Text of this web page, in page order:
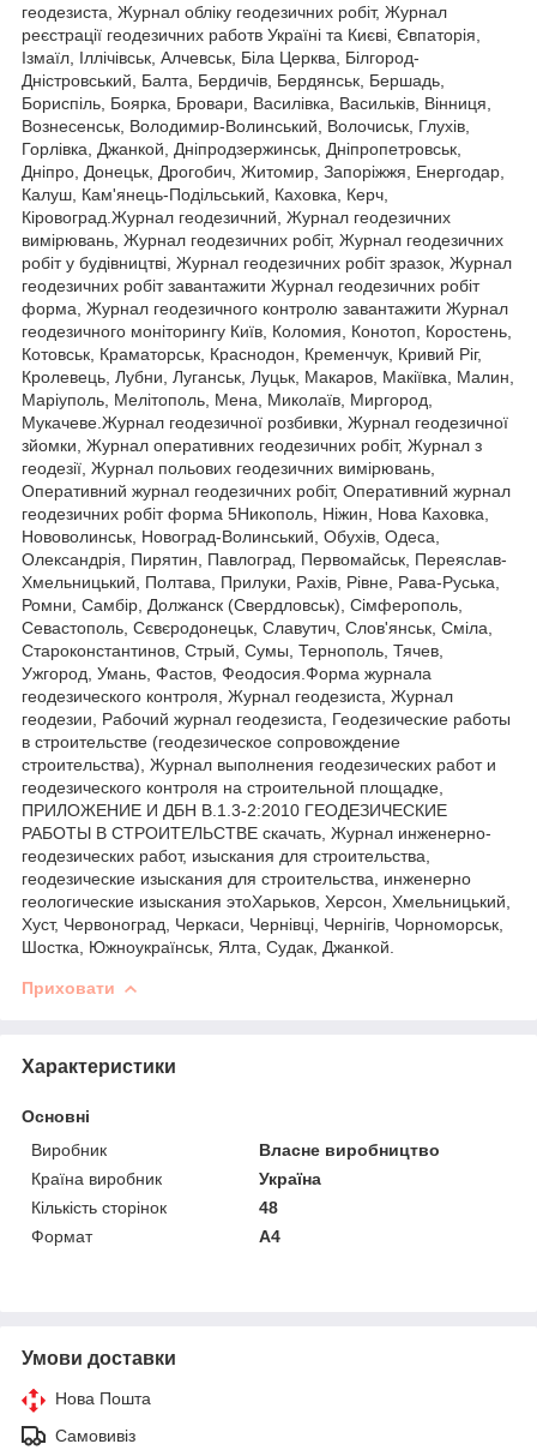
геодезиста, Журнал обліку геодезичних робіт, Журнал
реєстрації геодезичних работв Україні та Києві, Євпаторія,
Ізмаїл, Іллічівськ, Алчевськ, Біла Церква, Білгород-
Дністровський, Балта, Бердичів, Бердянськ, Бершадь,
Бориспіль, Боярка, Бровари, Василівка, Васильків, Вінниця,
Вознесенськ, Володимир-Волинський, Волочиськ, Глухів,
Горлівка, Джанкой, Дніпродзержинськ, Дніпропетровськ,
Дніпро, Донецьк, Дрогобич, Житомир, Запоріжжя, Енергодар,
Калуш, Кам'янець-Подільський, Каховка, Керч,
Кіровоград.Журнал геодезичний, Журнал геодезичних
вимірювань, Журнал геодезичних робіт, Журнал геодезичних
робіт у будівництві, Журнал геодезичних робіт зразок, Журнал
геодезичних робіт завантажити Журнал геодезичних робіт
форма, Журнал геодезичного контролю завантажити Журнал
геодезичного моніторингу Київ, Коломия, Конотоп, Коростень,
Котовськ, Краматорськ, Краснодон, Кременчук, Кривий Ріг,
Кролевець, Лубни, Луганськ, Луцьк, Макаров, Макіївка, Малин,
Маріуполь, Мелітополь, Мена, Миколаїв, Миргород,
Мукачеве.Журнал геодезичної розбивки, Журнал геодезичної
зйомки, Журнал оперативних геодезичних робіт, Журнал з
геодезії, Журнал польових геодезичних вимірювань,
Оперативний журнал геодезичних робіт, Оперативний журнал
геодезичних робіт форма 5Никополь, Ніжин, Нова Каховка,
Нововолинськ, Новоград-Волинський, Обухів, Одеса,
Олександрія, Пирятин, Павлоград, Первомайськ, Переяслав-
Хмельницький, Полтава, Прилуки, Рахів, Рівне, Рава-Руська,
Ромни, Самбір, Должанск (Свердловськ), Сімферополь,
Севастополь, Сєвєродонецьк, Славутич, Слов'янськ, Сміла,
Староконстантинов, Стрый, Сумы, Тернополь, Тячев,
Ужгород, Умань, Фастов, Феодосия.Форма журнала
геодезического контроля, Журнал геодезиста, Журнал
геодезии, Рабочий журнал геодезиста, Геодезические работы
в строительстве (геодезическое сопровождение
строительства), Журнал выполнения геодезических работ и
геодезического контроля на строительной площадке,
ПРИЛОЖЕНИЕ И ДБН В.1.3-2:2010 ГЕОДЕЗИЧЕСКИЕ
РАБОТЫ В СТРОИТЕЛЬСТВЕ скачать, Журнал инженерно-
геодезических работ, изыскания для строительства,
геодезические изыскания для строительства, инженерно
геологические изыскания этоХарьков, Херсон, Хмельницький,
Хуст, Червоноград, Черкаси, Чернівці, Чернігів, Чорноморськ,
Шостка, Южноукраїнськ, Ялта, Судак, Джанкой.
Приховати
Характеристики
Основні
Виробник
Власне виробництво
Країна виробник
Україна
Кількість сторінок
48
Формат
A4
Умови доставки
Нова Пошта
Самовивіз